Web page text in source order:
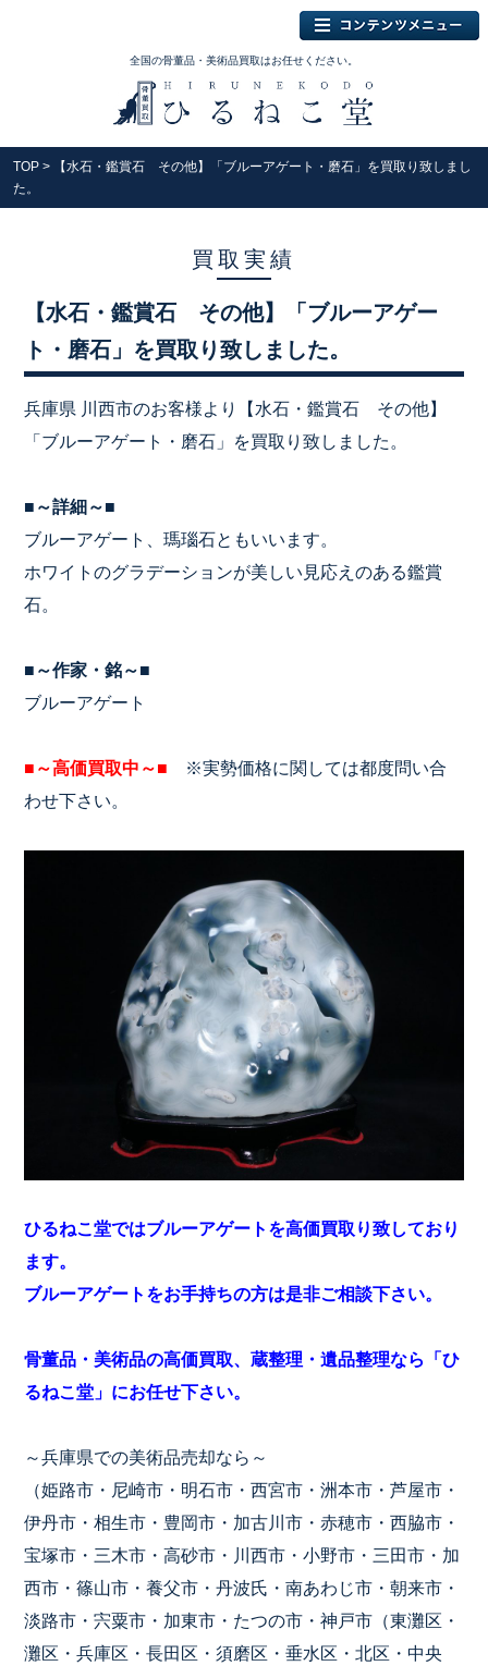
全国の骨董品・美術品買取はお任せください。
TOP > 【水石・鑑賞石 その他】「ブルーアゲート・磨石」を買取り致しまし
た。
買取実績
【水石・鑑賞石 その他】「ブルーアゲー
ト・磨石」を買取り致しました。
兵庫県 川西市のお客様より【水石・鑑賞石 その他】
「ブルーアゲート・磨石」を買取り致しました。
■～詳細～■
ブルーアゲート、瑪瑙石ともいいます。
ホワイトのグラデーションが美しい見応えのある鑑賞
石。
■～作家・銘～■
ブルーアゲート
■～高価買取中～■ ※実勢価格に関しては都度問い合
わせ下さい。
ひるねこ堂ではブルーアゲートを高価買取り致しており
ます。
ブルーアゲートをお手持ちの方は是非ご相談下さい。
骨董品・美術品の高価買取、蔵整理・遺品整理なら「ひ
るねこ堂」にお任せ下さい。
～兵庫県での美術品売却なら～
（姫路市・尼崎市・明石市・西宮市・洲本市・芦屋市・
伊丹市・相生市・豊岡市・加古川市・赤穂市・西脇市・
宝塚市・三木市・高砂市・川西市・小野市・三田市・加
西市・篠山市・養父市・丹波氏・南あわじ市・朝来市・
淡路市・宍粟市・加東市・たつの市・神戸市（東灘区・
灘区・兵庫区・長田区・須磨区・垂水区・北区・中央